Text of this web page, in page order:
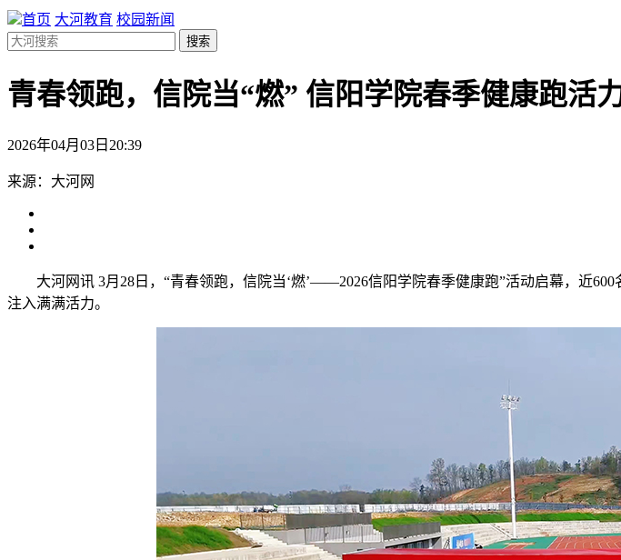
首页 大河教育 校园新闻
搜索
青春领跑，信院当“燃” 信阳学院春季健康跑活
2026年04月03日20:39
来源：大河网
大河网讯 3月28日，“青春领跑，信院当‘燃’——2026信阳学院春季健康跑”活动启幕，近
注入满满活力。